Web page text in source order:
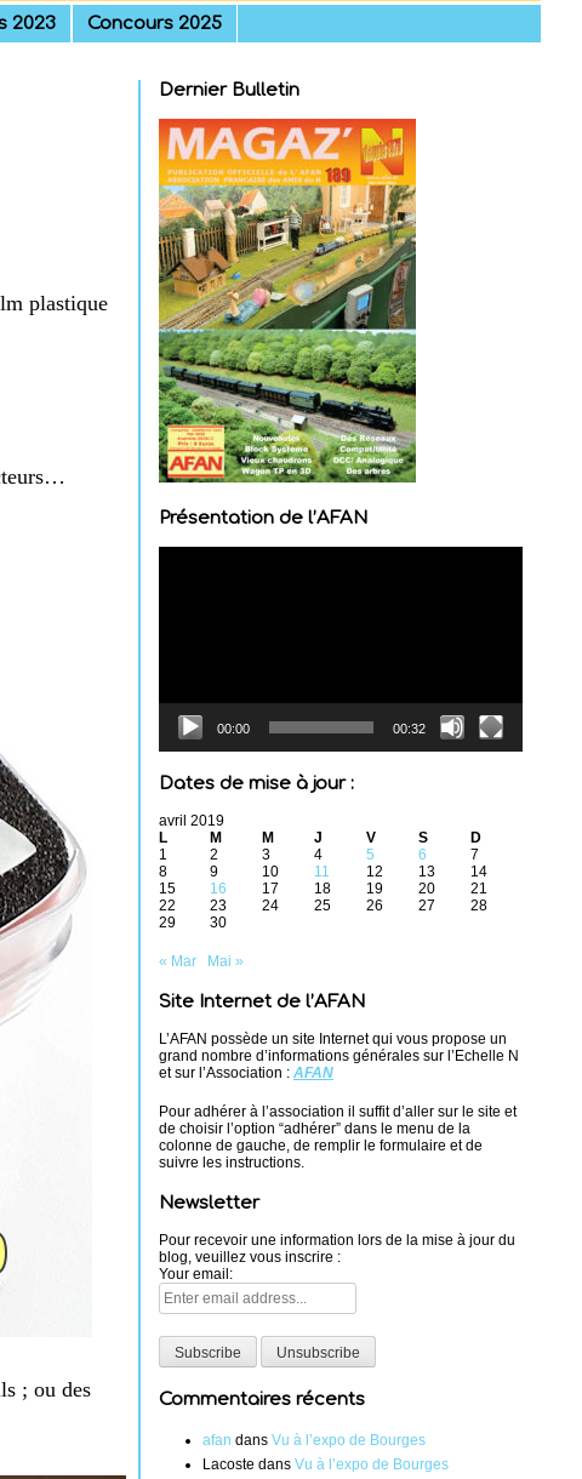
2023 Concours 2025
plastique
; ou des
Dernier Bulletin
Présentation de l’AFAN
00:00 00:32
Dates de mise à jour :
avril 2019
L
M M J V S
D
1
2 3 4 5 6
7
8
9 10 11 12 13
14
15
16 17 18 19 20
21
22
23 24 25 26 27
28
29
30
« Mar Mai »
Site Internet de l’AFAN
L’AFAN possède un site Internet qui vous propose un
grand nombre d’informations générales sur l’Echelle N
et sur l’Association : AFAN
Pour adhérer à l’association il suffit d’aller sur le site et
de choisir l’option “adhérer” dans le menu de la
colonne de gauche, de remplir le formulaire et de
suivre les instructions.
Newsletter
Pour recevoir une information lors de la mise à jour du
blog, veuillez vous inscrire :
Your email:
Commentaires récents
afan dans Vu à l’expo de Bourges
Lacoste dans Vu à l’expo de Bourges